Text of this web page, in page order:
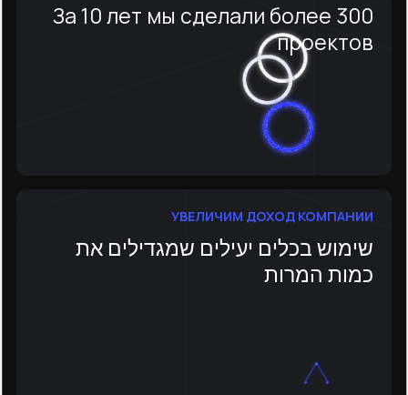
За 10 лет мы сделали более 300
проектов
УВЕЛИЧИМ ДОХОД КОМПАНИИ
שימוש בכלים יעילים שמגדילים את
כמות המרות